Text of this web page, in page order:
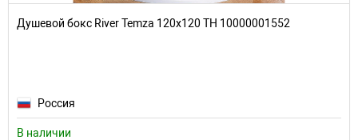
Душевой бокс River Temza 120x120 ТН 10000001552
Россия
В наличии